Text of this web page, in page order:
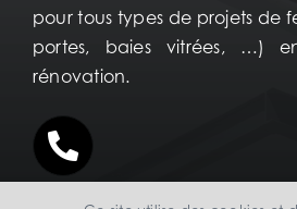
pour tous types de projets de
portes, baies vitrées, …)
rénovation.